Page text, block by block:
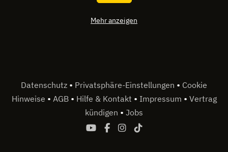
Mehr anzeigen
Datenschutz • Privatsphäre-Einstellungen • Cookie
Hinweise • AGB • Hilfe & Kontakt • Impressum • Vertrag
kündigen • Jobs